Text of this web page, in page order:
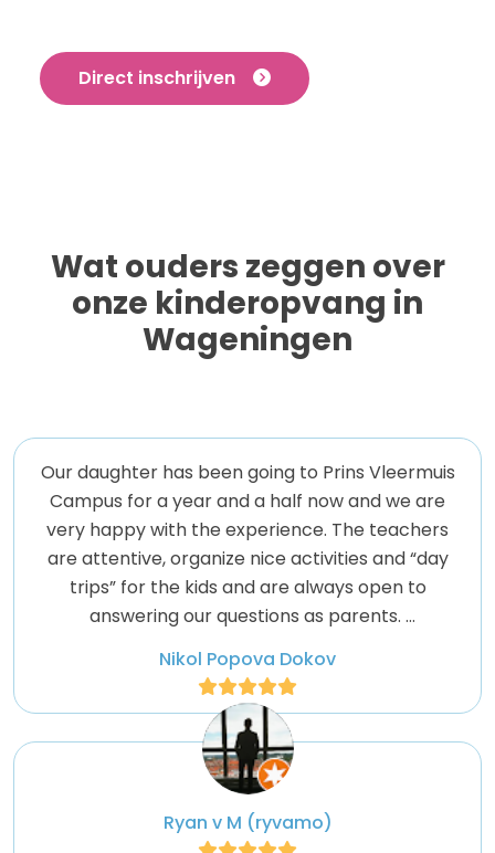
Direct inschrijven
Wat ouders zeggen over
onze kinderopvang in
Wageningen
Our daughter has been going to Prins Vleermuis
Campus for a year and a half now and we are
very happy with the experience. The teachers
are attentive, organize nice activities and “day
trips” for the kids and are always open to
answering our questions as parents.
There hasn’t really been a problem with
transitioning from one group to another and our
daughter is always happy to go to daycare.
Especially after vacation periods she literally
runs in, ready to meet everyone with
excitement!
Nikol Popova Dokov
Ryan v M (ryvamo)